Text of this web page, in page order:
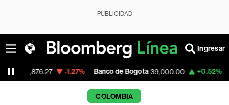
PUBLICIDAD
Ingresar
-1.27% Banco de Bogota 39,000.00 +0.52% Apple
COLOMBIA